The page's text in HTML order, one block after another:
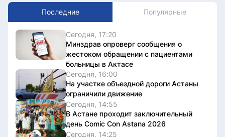
Последние Популярные
Сегодня, 17:20
Минздрав опроверг сообщения о
жестоком обращении с пациентами
больницы в Актасе
Сегодня, 16:00
На участке объездной дороги Астаны
ограничили движение
Сегодня, 14:55
В Астане проходит заключительный
день Comic Con Astana 2026
Сегодня, 14:25